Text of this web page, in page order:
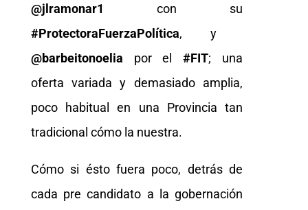
@jlramonar1
con su
#ProtectoraFuerzaPolítica, y
@barbeitonoelia por el#FIT; una
oferta variada y demasiado amplia,
poco habitual en una Provincia tan
tradicional cómo la nuestra.
Cómo si ésto fuera poco, detrás de
cada pre candidato a la gobernación